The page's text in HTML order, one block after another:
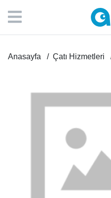
Anasayfa Çatı Hizmetleri